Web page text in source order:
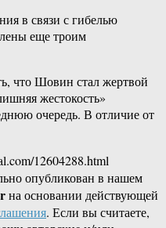
в связи с гибелью
еще троим
что Шовин стал жертвой
жестокость»
очередь. В отличие от
12604288.html
опубликован в нашем
на основании действующей
. Если вы считаете,